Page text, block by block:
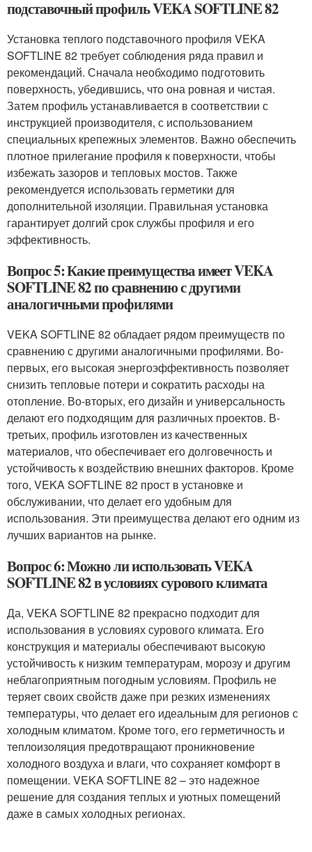
подставочный профиль VEKA SOFTLINE 82
Установка теплого подставочного профиля VEKA
SOFTLINE 82 требует соблюдения ряда правил и
рекомендаций. Сначала необходимо подготовить
поверхность, убедившись, что она ровная и чистая.
Затем профиль устанавливается в соответствии с
инструкцией производителя, с использованием
специальных крепежных элементов. Важно обеспечить
плотное прилегание профиля к поверхности, чтобы
избежать зазоров и тепловых мостов. Также
рекомендуется использовать герметики для
дополнительной изоляции. Правильная установка
гарантирует долгий срок службы профиля и его
эффективность.
Вопрос 5: Какие преимущества имеет VEKA
SOFTLINE 82 по сравнению с другими
аналогичными профилями
VEKA SOFTLINE 82 обладает рядом преимуществ по
сравнению с другими аналогичными профилями. Во-
первых, его высокая энергоэффективность позволяет
снизить тепловые потери и сократить расходы на
отопление. Во-вторых, его дизайн и универсальность
делают его подходящим для различных проектов. В-
третьих, профиль изготовлен из качественных
материалов, что обеспечивает его долговечность и
устойчивость к воздействию внешних факторов. Кроме
того, VEKA SOFTLINE 82 прост в установке и
обслуживании, что делает его удобным для
использования. Эти преимущества делают его одним из
лучших вариантов на рынке.
Вопрос 6: Можно ли использовать VEKA
SOFTLINE 82 в условиях сурового климата
Да, VEKA SOFTLINE 82 прекрасно подходит для
использования в условиях сурового климата. Его
конструкция и материалы обеспечивают высокую
устойчивость к низким температурам, морозу и другим
неблагоприятным погодным условиям. Профиль не
теряет своих свойств даже при резких изменениях
температуры, что делает его идеальным для регионов с
холодным климатом. Кроме того, его герметичность и
теплоизоляция предотвращают проникновение
холодного воздуха и влаги, что сохраняет комфорт в
помещении. VEKA SOFTLINE 82 – это надежное
решение для создания теплых и уютных помещений
даже в самых холодных регионах.